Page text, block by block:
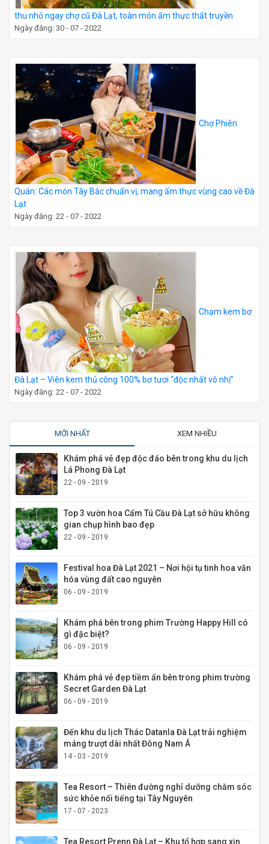
thu nhỏ ngay chợ cũ Đà Lạt, toàn món ẩm thực thất truyền
Ngày đăng: 30 - 07 - 2022
Chợ Phiên
Quán: Các món Tây Bắc chuẩn vị, mang ẩm thực vùng cao về Đà
Lạt
Ngày đăng: 22 - 07 - 2022
Chạm kem bơ
Đà Lạt – Viên kem thủ công 100% bơ tươi “độc nhất vô nhị”
Ngày đăng: 22 - 07 - 2022
MỚI NHẤT XEM NHIỀU
Khám phá vẻ đẹp độc đáo bên trong khu du lịch
Lá Phong Đà Lạt
22 - 09 - 2019
Top 3 vườn hoa Cẩm Tú Cầu Đà Lạt sở hữu không
gian chụp hình bao đẹp
22 - 09 - 2019
Festival hoa Đà Lạt 2021 – Nơi hội tụ tinh hoa văn
hóa vùng đất cao nguyên
06 - 09 - 2019
Khám phá bên trong phim Trường Happy Hill có
gì đặc biệt?
06 - 09 - 2019
Khám phá vẻ đẹp tiềm ẩn bên trong phim trường
Secret Garden Đà Lạt
06 - 09 - 2019
Đến khu du lịch Thác Datanla Đà Lạt trải nghiệm
máng trượt dài nhất Đông Nam Á
14 - 03 - 2019
Tea Resort – Thiên đường nghỉ dưỡng chăm sóc
sức khỏe nổi tiếng tại Tây Nguyên
17 - 07 - 2023
Tea Resort Prenn Đà Lạt – Khu tổ hợp sang xịn